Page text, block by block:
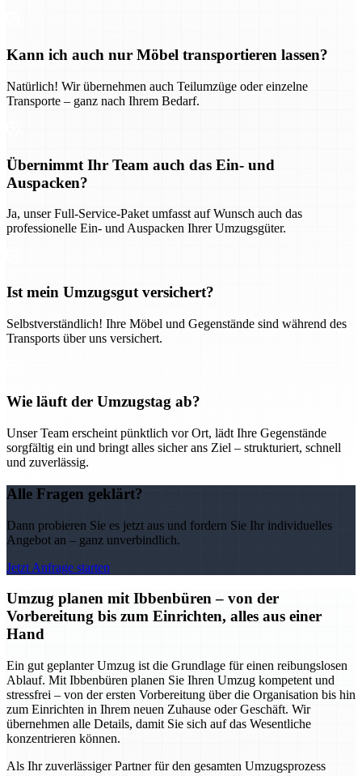
Kann ich auch nur Möbel transportieren lassen?
Natürlich! Wir übernehmen auch Teilumzüge oder einzelne
Transporte – ganz nach Ihrem Bedarf.
Übernimmt Ihr Team auch das Ein- und
Auspacken?
Ja, unser Full-Service-Paket umfasst auf Wunsch auch das
professionelle Ein- und Auspacken Ihrer Umzugsgüter.
Ist mein Umzugsgut versichert?
Selbstverständlich! Ihre Möbel und Gegenstände sind während des
Transports über uns versichert.
Wie läuft der Umzugstag ab?
Unser Team erscheint pünktlich vor Ort, lädt Ihre Gegenstände
sorgfältig ein und bringt alles sicher ans Ziel – strukturiert, schnell
und zuverlässig.
Alle Fragen geklärt?
Dann probieren Sie es jetzt aus und fordern Sie Ihr individuelles
Angebot an – ganz unverbindlich.
Jetzt Anfrage starten
Umzug planen mit Ibbenbüren – von der
Vorbereitung bis zum Einrichten, alles aus einer
Hand
Ein gut geplanter Umzug ist die Grundlage für einen reibungslosen
Ablauf. Mit Ibbenbüren planen Sie Ihren Umzug kompetent und
stressfrei – von der ersten Vorbereitung über die Organisation bis hin
zum Einrichten in Ihrem neuen Zuhause oder Geschäft. Wir
übernehmen alle Details, damit Sie sich auf das Wesentliche
konzentrieren können.
Als Ihr zuverlässiger Partner für den gesamten Umzugsprozess